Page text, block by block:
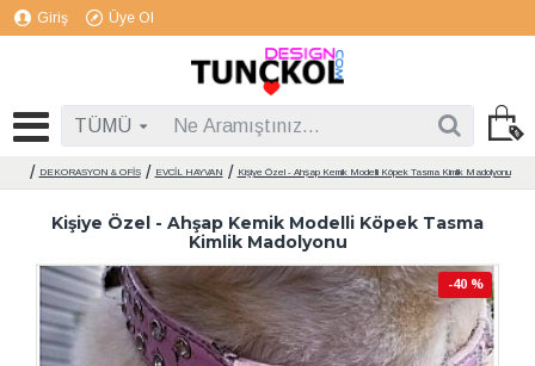
Giriş Üye Ol
TÜMÜ
DEKORASYON & OFİS EVCİL HAYVAN Kişiye Özel - Ahşap Kemik Modelli Köpek Tasma Kimlik Madolyonu
Kişiye Özel - Ahşap Kemik Modelli Köpek Tasma
Kimlik Madolyonu
-40 %